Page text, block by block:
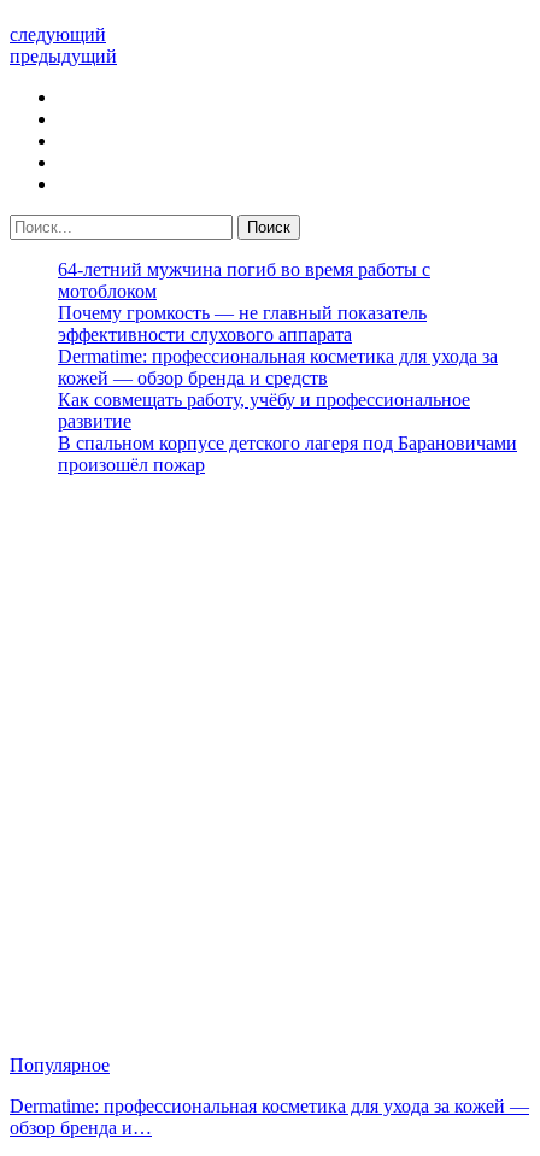
следующий
предыдущий
64-летний мужчина погиб во время работы с
мотоблоком
Почему громкость — не главный показатель
эффективности слухового аппарата
Dermatime: профессиональная косметика для ухода за
кожей — обзор бренда и средств
Как совмещать работу, учёбу и профессиональное
развитие
В спальном корпусе детского лагеря под Барановичами
произошёл пожар
Популярное
Dermatime: профессиональная косметика для ухода за кожей —
обзор бренда и…